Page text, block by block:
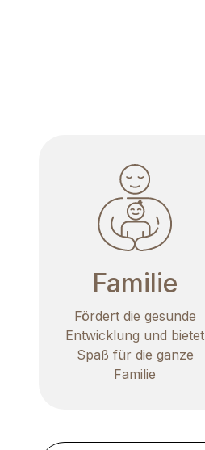
Familie
Fördert die gesunde
Entwicklung und bietet
Spaß für die ganze
Familie